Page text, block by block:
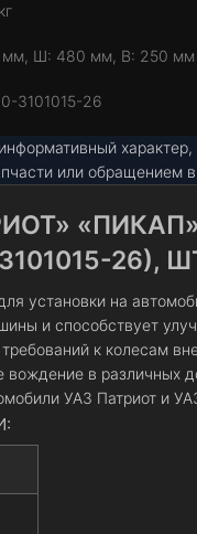
мм, Ш: 480 мм, В: 250 мм
3101015-26
или обращением в
26),
установки на
и способствует
к колесам
вождение в различных
УАЗ Патриот и